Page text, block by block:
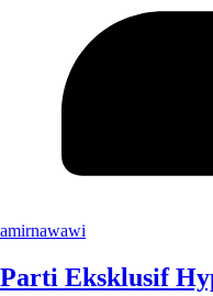
amirnawawi
Parti Eksklusif